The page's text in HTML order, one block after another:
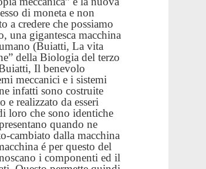
di moneta e non
a credere che possiamo
una gigantesca macchina
(Buiatti, La vita
della Biologia del terzo
Il benevolo
meccanici e i sistemi
infatti sono costruite
e realizzato da esseri
loro che sono identiche
quando ne
cambiato dalla macchina
é per questo del
i componenti ed il